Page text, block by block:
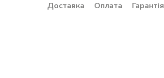
Доставка Оплата Гарантія